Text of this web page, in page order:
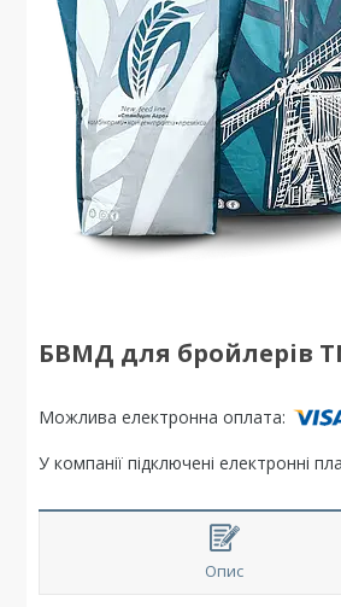
БВМД для бройлерів
У компанії підключені електронні
Опис